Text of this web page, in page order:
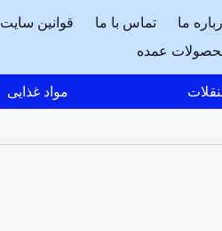
ما تماس با ما قوانین سایت
عمده
مواد غذایی